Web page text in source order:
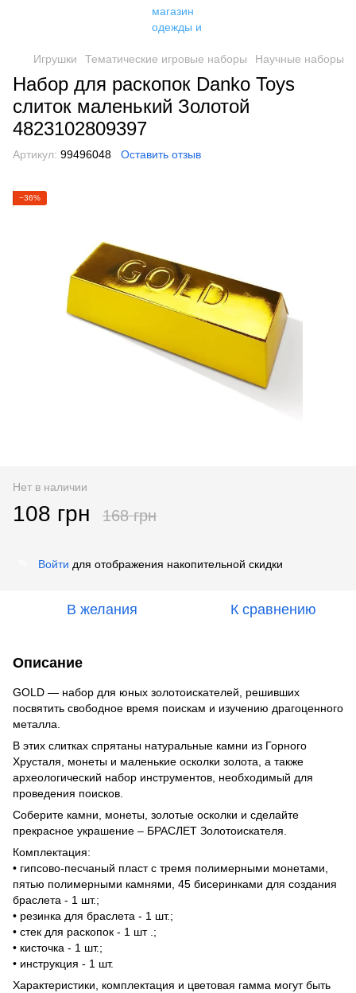
Игрушки Тематические игровые наборы Научные наборы
Набор для раскопок Danko Toys
слиток маленький Золотой
4823102809397
Артикул: 99496048 Оставить отзыв
−36%
Нет в наличии
108 грн 168 грн
Войти для отображения накопительной скидки
В желания К сравнению
Описание
GOLD — набор для юных золотоискателей, решивших
посвятить свободное время поискам и изучению драгоценного
металла.
В этих слитках спрятаны натуральные камни из Горного
Хрусталя, монеты и маленькие осколки золота, а также
археологический набор инструментов, необходимый для
проведения поисков.
Соберите камни, монеты, золотые осколки и сделайте
прекрасное украшение – БРАСЛЕТ Золотоискателя.
Комплектация:
• гипсово-песчаный пласт с тремя полимерными монетами,
пятью полимерными камнями, 45 бисеринками для создания
браслета - 1 шт.;
• резинка для браслета - 1 шт.;
• стек для раскопок - 1 шт .;
• кисточка - 1 шт.;
• инструкция - 1 шт.
Характеристики, комплектация и цветовая гамма могут быть